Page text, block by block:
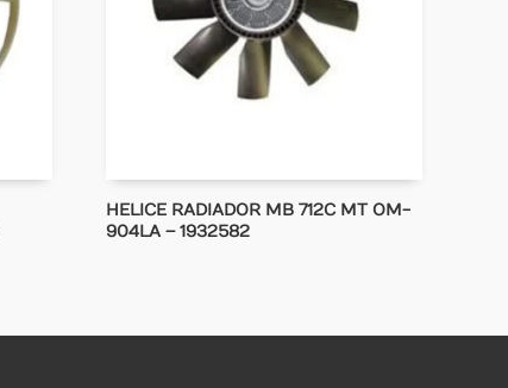
HELICE RADIADOR MB 712C MT OM-
904LA – 1932582